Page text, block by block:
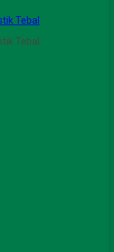
Tebal
Tebal